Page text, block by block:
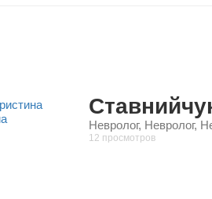
Невролог, Невролог,
12 просмотров